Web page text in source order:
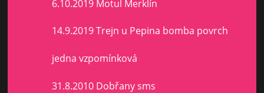
6.10.2019 Motul Merklín
14.9.2019 Trejn u Pepina bomba povrch
jedna vzpomínková
31.8.2010 Dobřany sms